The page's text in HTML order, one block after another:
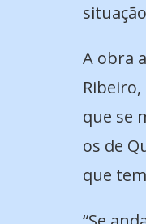
A obra
que se
os de
que